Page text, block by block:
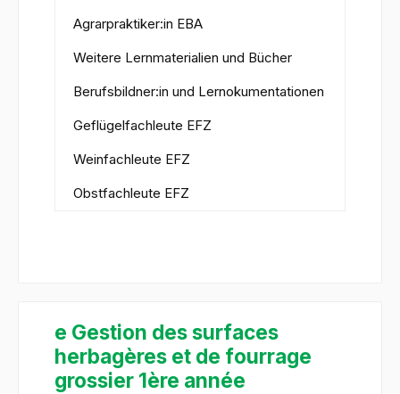
Agrarpraktiker:in EBA
Weitere Lernmaterialien und Bücher
Berufsbildner:in und Lernokumentationen
Geflügelfachleute EFZ
Weinfachleute EFZ
Obstfachleute EFZ
e Gestion des surfaces
herbagères et de fourrage
grossier 1ère année